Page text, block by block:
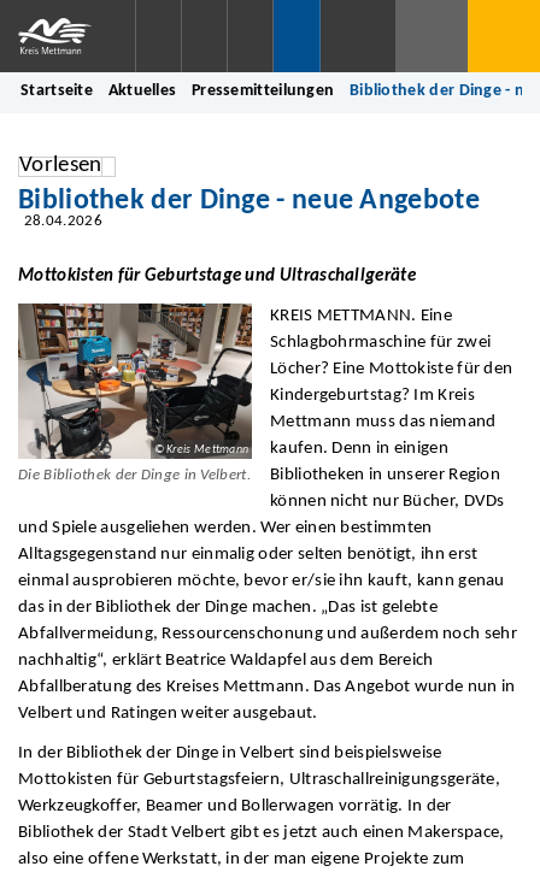
Startseite Aktuelles Pressemitteilungen Bibliothek der Dinge -
Vorlesen
Bibliothek der Dinge - neue Angebote
28.04.2026
Mottokisten für Geburtstage und Ultraschallgeräte
© Kreis Mettmann
Die Bibliothek der Dinge in Velbert.
KREIS METTMANN. Eine
Schlagbohrmaschine für zwei
Löcher? Eine Mottokiste für den
Kindergeburtstag? Im Kreis
Mettmann muss das niemand
kaufen. Denn in einigen
Bibliotheken in unserer Region
können nicht nur Bücher, DVDs
und Spiele ausgeliehen werden. Wer einen bestimmten
Alltagsgegenstand nur einmalig oder selten benötigt, ihn erst
einmal ausprobieren möchte, bevor er/sie ihn kauft, kann genau
das in der Bibliothek der Dinge machen. „Das ist gelebte
Abfallvermeidung, Ressourcenschonung und außerdem noch sehr
nachhaltig“, erklärt Beatrice Waldapfel aus dem Bereich
Abfallberatung des Kreises Mettmann. Das Angebot wurde nun in
Velbert und Ratingen weiter ausgebaut.
In der Bibliothek der Dinge in Velbert sind beispielsweise
Mottokisten für Geburtstagsfeiern, Ultraschallreinigungsgeräte,
Werkzeugkoffer, Beamer und Bollerwagen vorrätig. In der
Bibliothek der Stadt Velbert gibt es jetzt auch einen Makerspace,
also eine offene Werkstatt, in der man eigene Projekte zum